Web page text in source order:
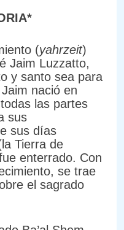
(yahrzeit)
Jaim Luzzatto,
y santo sea para
nació en
las partes
sus
sus días
Tierra de
enterrado. Con
se trae
el sagrado